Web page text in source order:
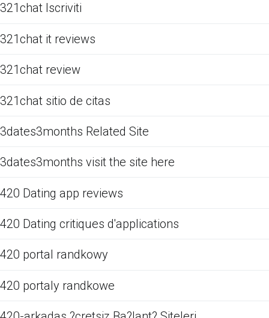
321chat Iscriviti
321chat it reviews
321chat review
321chat sitio de citas
3dates3months Related Site
3dates3months visit the site here
420 Dating app reviews
420 Dating critiques d'applications
420 portal randkowy
420 portaly randkowe